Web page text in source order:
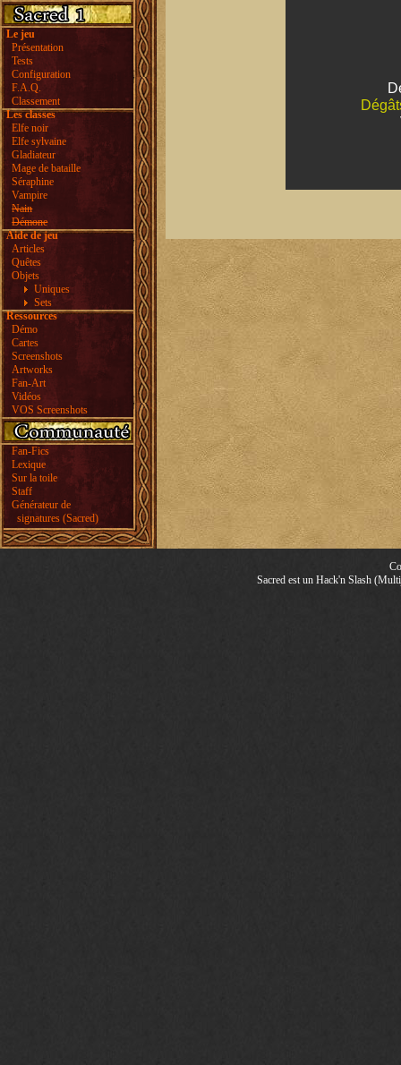
Le jeu
Présentation
Tests
Configuration
F.A.Q.
Classement
Les classes
Elfe noir
Elfe sylvaine
Gladiateur
Mage de bataille
Séraphine
Vampire
Nain
Démone
Aide de jeu
Articles
Quêtes
Objets
Uniques
Sets
Ressources
Démo
Cartes
Screenshots
Artworks
Fan-Art
Vidéos
VOS Screenshots
Fan-Fics
Lexique
Sur la toile
Staff
Générateur de
signatures (Sacred)
Sacred est un Hack'n Slash